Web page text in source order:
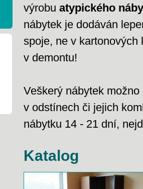
výrobu atypického
nábytek je dodáván
spoje, ne v kartonových
v demontu!
Veškerý nábytek možno
v odstínech či jejich
nábytku 14 - 21 dní,
Katalog